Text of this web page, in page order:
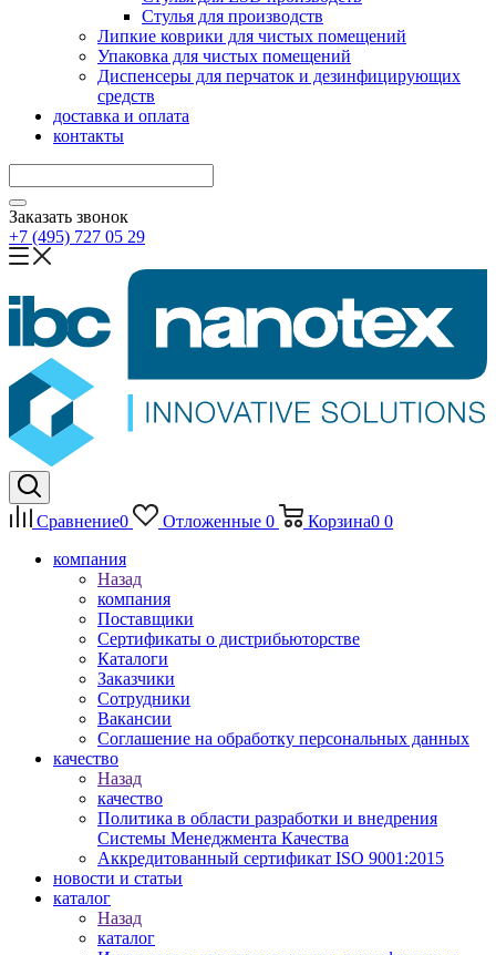
Стулья для производств
Липкие коврики для чистых помещений
Упаковка для чистых помещений
Диспенсеры для перчаток и дезинфицирующих
средств
доставка и оплата
контакты
Заказать звонок
+7 (495) 727 05 29
Сравнение0 Отложенные 0 Корзина0 0
компания
Назад
компания
Поставщики
Сертификаты о дистрибьюторстве
Каталоги
Заказчики
Сотрудники
Вакансии
Соглашение на обработку персональных данных
качество
Назад
качество
Политика в области разработки и внедрения
Системы Менеджмента Качества
Аккредитованный сертификат ISO 9001:2015
новости и статьи
каталог
Назад
каталог